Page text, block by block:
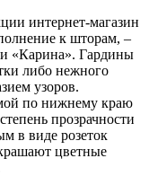
интернет-магазин
к шторам, –
«Карина». Гардины
либо нежного
узоров.
по нижнему краю
прозрачности
в виде розеток
цветные